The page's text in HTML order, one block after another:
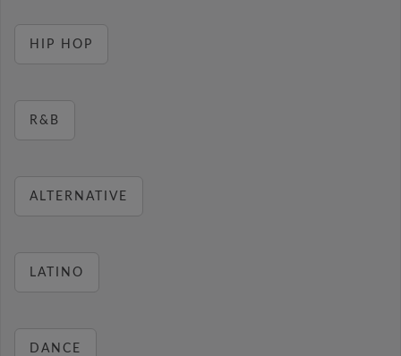
HIP HOP
R&B
ALTERNATIVE
LATINO
DANCE